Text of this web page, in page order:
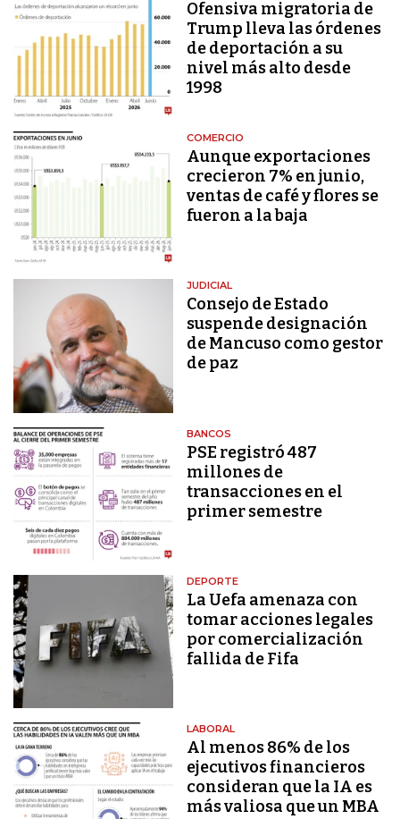
Ofensiva migratoria de
Trump lleva las órdenes
de deportación a su
nivel más alto desde
1998
COMERCIO
Aunque exportaciones
crecieron 7% en junio,
ventas de café y flores se
fueron a la baja
JUDICIAL
Consejo de Estado
suspende designación
de Mancuso como gestor
de paz
BANCOS
PSE registró 487
millones de
transacciones en el
primer semestre
DEPORTE
La Uefa amenaza con
tomar acciones legales
por comercialización
fallida de Fifa
LABORAL
Al menos 86% de los
ejecutivos financieros
consideran que la IA es
más valiosa que un MBA